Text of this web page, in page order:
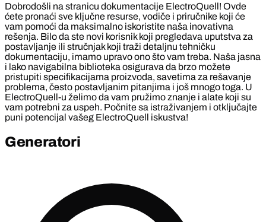
Dobrodošli na stranicu dokumentacije ElectroQuell! Ovde
ćete pronaći sve ključne resurse, vodiče i priručnike koji će
vam pomoći da maksimalno iskoristite naša inovativna
rešenja. Bilo da ste novi korisnik koji pregledava uputstva za
postavljanje ili stručnjak koji traži detaljnu tehničku
dokumentaciju, imamo upravo ono što vam treba. Naša jasna
i lako navigabilna biblioteka osigurava da brzo možete
pristupiti specifikacijama proizvoda, savetima za rešavanje
problema, često postavljanim pitanjima i još mnogo toga. U
ElectroQuell-u želimo da vam pružimo znanje i alate koji su
vam potrebni za uspeh. Počnite sa istraživanjem i otključajte
puni potencijal vašeg ElectroQuell iskustva!
Generatori